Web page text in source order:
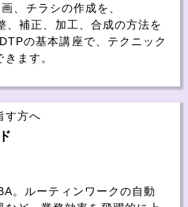
、チラシの作成を、
補正、加工、合成の方法を
の基本講座で、テクニック
ます。
す方へ
。ルーティンワークの自動